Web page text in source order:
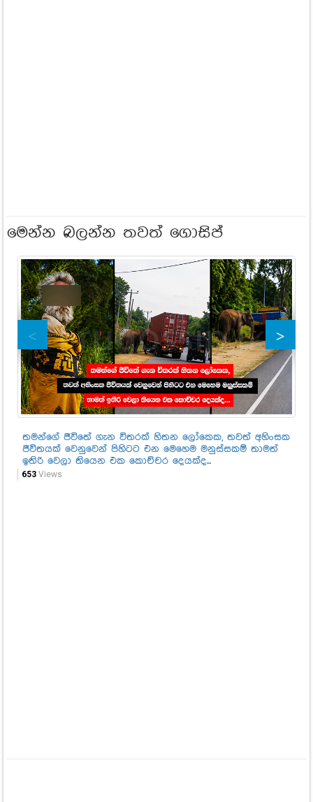
මෙන්න බලන්න තවත් ගොසිප්
තමන්ගේ ජීවිතේ ගැන විතරක් හිතන ලෝකෙක, තවත් අහිංසක
ජීවිතයක් වෙනුවෙන් පිහිටට එන මෙහෙම මනුස්සකම් තාමත්
ඉතිරි වෙලා තියෙන එක කොච්චර දෙයක්ද...
653 Views